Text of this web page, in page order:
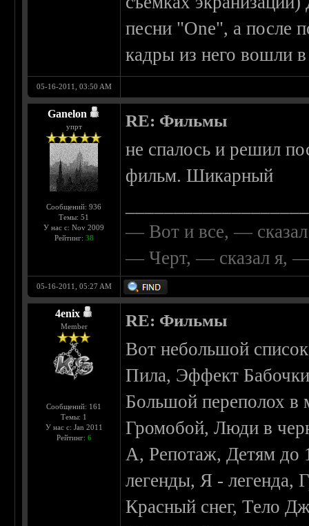
песни "One", а после
кадры из него вошли
05-16-2011, 03:50 AM
Ganelon
упрт
Сообщений: 936
Темы: 51
У нас с: Nov 2009
Рейтинг: 38
RE: Фильмы
не спалось и решил
фильм. Шикарный
— Вот и все, —
— Черт, — сказал я, —
05-16-2011, 05:27 AM
4enix
Member
Сообщений: 161
Темы: 1
У нас с: Jan 2011
Рейтинг: 6
RE: Фильмы
Вот небольшой
Пила, Эффект
Большой переполох в
Громобой, Люди в
А, Репотаж, Детям до
легенды, Я - легенда,
Красный снег, Тело